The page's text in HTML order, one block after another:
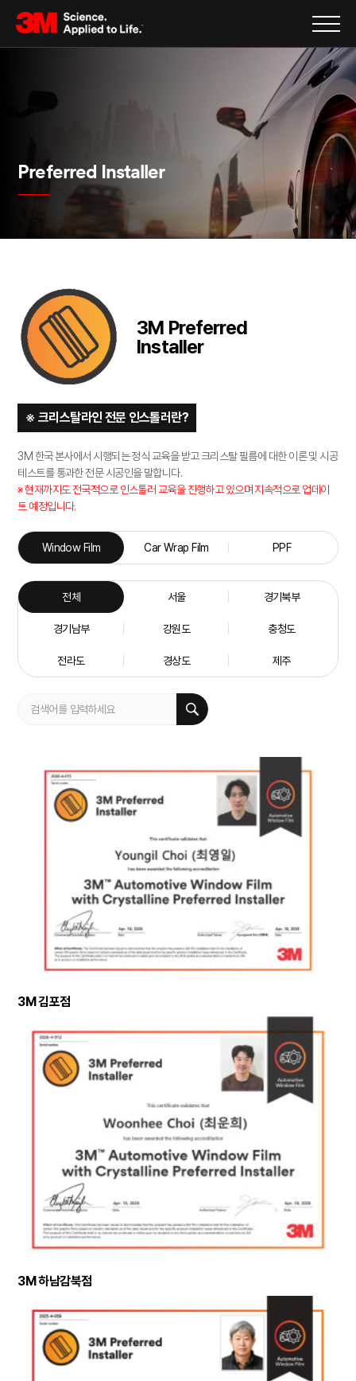
Preferred Installer
3M Preferred
Installer
※ 크리스탈라인 전문 인스톨러란?
3M 한국 본사에서 시행되는 정식 교육을 받고 크리스탈 필름에 대한 이론 및 시공
테스트를 통과한 전문 시공인을 말합니다.
※ 현재까지도 전국적으로 인스톨러 교육을 진행하고 있으며 지속적으로 업데이
트 예정입니다.
Window Film Car Wrap Film PPF
전체 서울 경기북부
경기남부 강원도 충청도
전라도 경상도 제주
3M 김포점
3M 하남감북점